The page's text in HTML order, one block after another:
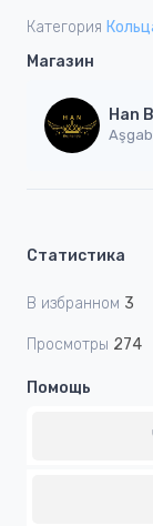
Категория
Магазин
Han
Статистика
В избранном 3
Просмотры 274
Помощь